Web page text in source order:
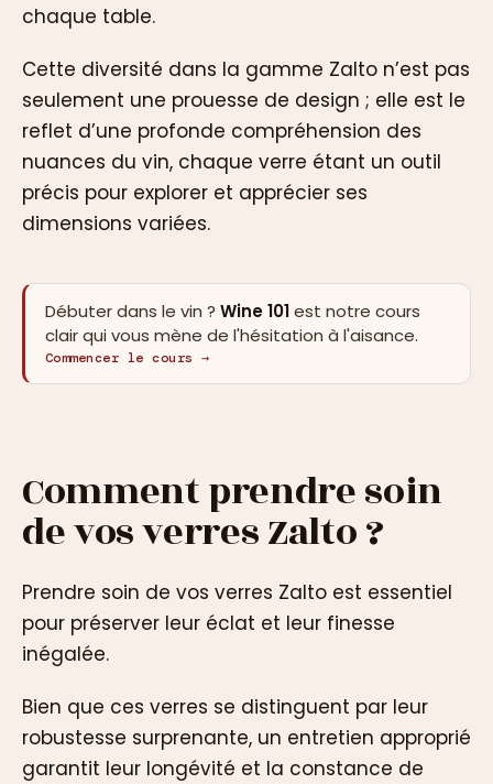
chaque table.
Cette diversité dans la gamme Zalto n’est pas
seulement une prouesse de design ; elle est le
reflet d’une profonde compréhension des
nuances du vin, chaque verre étant un outil
précis pour explorer et apprécier ses
dimensions variées.
Débuter dans le vin ? Wine 101est notre cours
clair qui vous mène de l'hésitation à l'aisance.
Commencer le cours →
Comment prendre soin
de vos verres Zalto ?
Prendre soin de vos verres Zalto est essentiel
pour préserver leur éclat et leur finesse
inégalée.
Bien que ces verres se distinguent par leur
robustesse surprenante, un entretien approprié
garantit leur longévité et la constance de